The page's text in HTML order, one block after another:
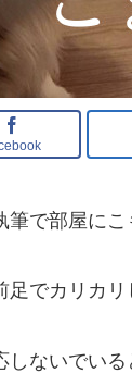
で部屋にこ
でカリカリ
ないでいる